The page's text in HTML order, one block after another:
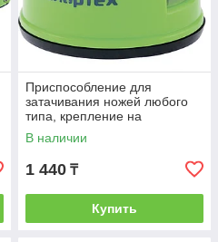
Приспособление для
затачивания ножей любого
типа, крепление на
присоске// СИБРТЕХ
В наличии
1 440 ₸
Купить